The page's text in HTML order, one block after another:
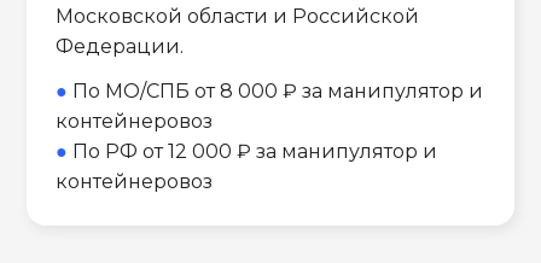
Московской области и Российской
Федерации.
● По МО/СПБ от 8 000 ₽ за манипулятор и
контейнеровоз
● По РФ от 12 000 ₽ за манипулятор и
контейнеровоз